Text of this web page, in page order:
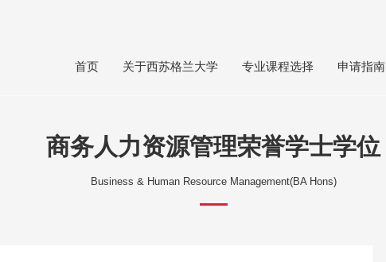
首页 关于西苏格兰大学 专业课程选择 申请指南
商务人力资源管理荣誉学士学位
Business & Human Resource Management(BA Hons)